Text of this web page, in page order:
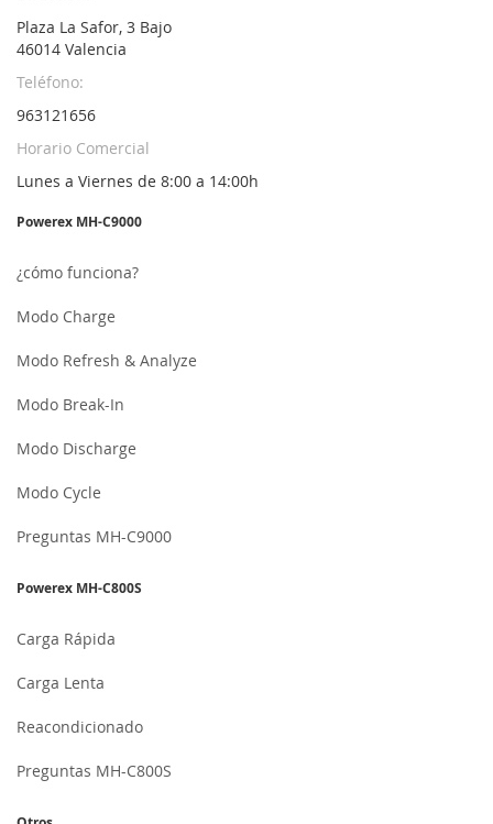
Plaza La Safor, 3 Bajo
46014 Valencia
Teléfono:
963121656
Horario Comercial
Lunes a Viernes de 8:00 a 14:00h
Powerex MH-C9000
¿cómo funciona?
Modo Charge
Modo Refresh & Analyze
Modo Break-In
Modo Discharge
Modo Cycle
Preguntas MH-C9000
Powerex MH-C800S
Carga Rápida
Carga Lenta
Reacondicionado
Preguntas MH-C800S